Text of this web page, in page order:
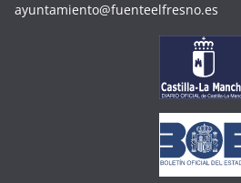
ayuntamiento@fuenteelfresno.es